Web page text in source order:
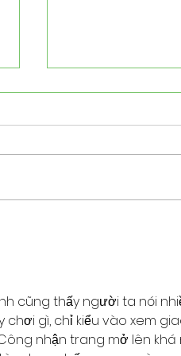
cũng thấy người ta nói
chơi gì, chỉ kiểu vào xem
nhận trang mở lên khá